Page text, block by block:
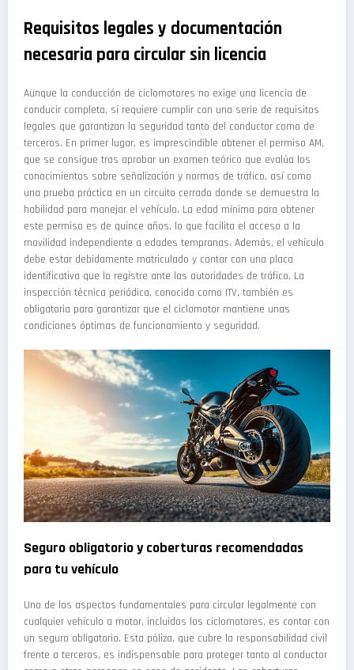
Requisitos legales y documentación
necesaria para circular sin licencia
Aunque la conducción de ciclomotores no exige una licencia de
conducir completa, sí requiere cumplir con una serie de requisitos
legales que garantizan la seguridad tanto del conductor como de
terceros. En primer lugar, es imprescindible obtener el permiso AM,
que se consigue tras aprobar un examen teórico que evalúa los
conocimientos sobre señalización y normas de tráfico, así como
una prueba práctica en un circuito cerrado donde se demuestra la
habilidad para manejar el vehículo. La edad mínima para obtener
este permiso es de quince años, lo que facilita el acceso a la
movilidad independiente a edades tempranas. Además, el vehículo
debe estar debidamente matriculado y contar con una placa
identificativa que lo registre ante las autoridades de tráfico. La
inspección técnica periódica, conocida como ITV, también es
obligatoria para garantizar que el ciclomotor mantiene unas
condiciones óptimas de funcionamiento y seguridad.
Seguro obligatorio y coberturas recomendadas
para tu vehículo
Uno de los aspectos fundamentales para circular legalmente con
cualquier vehículo a motor, incluidos los ciclomotores, es contar con
un seguro obligatorio. Esta póliza, que cubre la responsabilidad civil
frente a terceros, es indispensable para proteger tanto al conductor